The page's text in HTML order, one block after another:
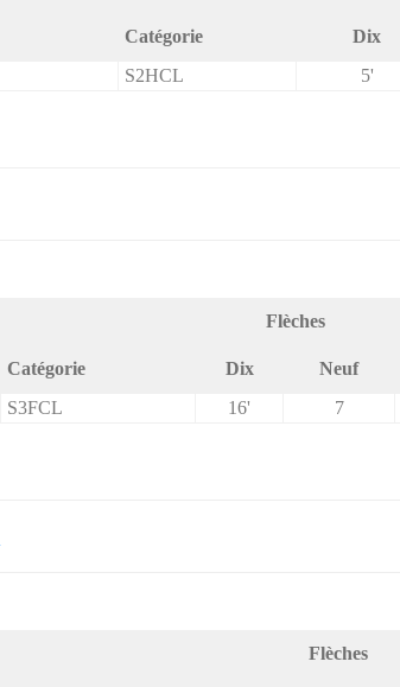
Catégorie Dix
S2HCL 5'
Flèches
Catégorie Dix Neuf
S3FCL 16' 7
Flèches